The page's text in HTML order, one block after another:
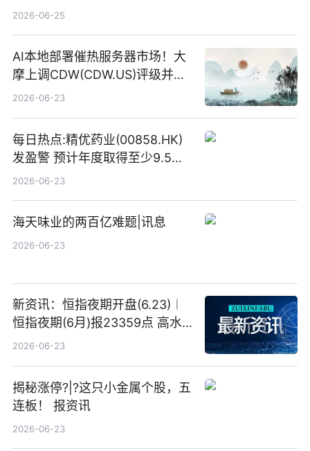
2026-06-25
AI本地部署催热服务器市场！大
摩上调CDW(CDW.US)评级并看
高IBM(IBM.US)戴尔(DELL.US)
2026-06-23
每日热点:精优药业(00858.HK)
发盈警 预计年度取得至少9.5亿
港元的亏损 同比盈转亏
2026-06-23
海天味业的两百亿难题|讯息
2026-06-23
新资讯：恒指夜期开盘(6.23)︱
恒指夜期(6月)报23359点 高水
23点
2026-06-23
揭秘涨停?|?这只小金属个股，五
连板！ 报资讯
2026-06-23